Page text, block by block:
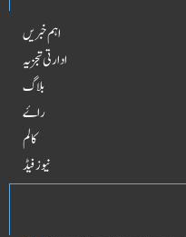
اہم خبریں
ادارتی تجزیہ
بلاگ
راۓ
کالم
نیوز فیڈ